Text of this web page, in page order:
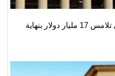
الأصول الأجنبية للبنك المركزي تلامس 17 مليار دولار بنهاية